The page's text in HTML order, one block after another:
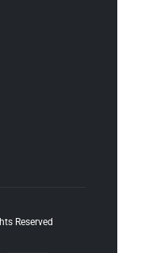
Reserved